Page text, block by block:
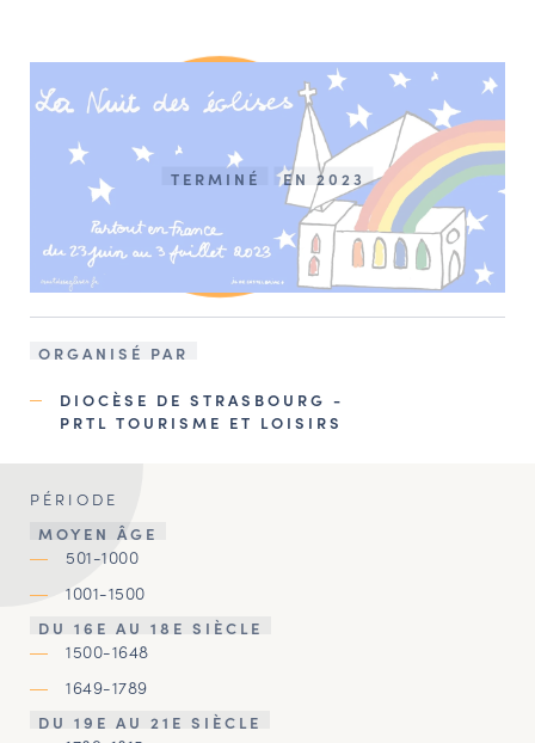
TERMINÉ EN 2023
ORGANISÉ PAR
DIOCÈSE DE STRASBOURG -
PRTL TOURISME ET LOISIRS
PÉRIODE
MOYEN ÂGE
501-1000
1001-1500
DU 16E AU 18E SIÈCLE
1500-1648
1649-1789
DU 19E AU 21E SIÈCLE